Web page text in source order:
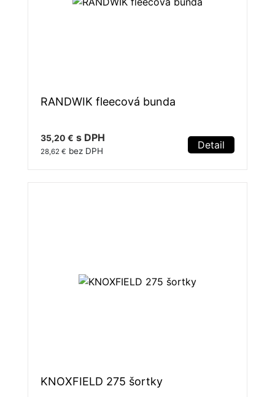
RANDWIK fleecová bunda
35,20 € s DPH
28,62 € bez DPH Detail
KNOXFIELD 275 šortky